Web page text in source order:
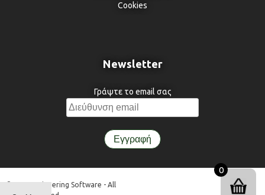
Cookies
Newsletter
Γράψτε το email σας
© 3DR Engineering Software - All
0